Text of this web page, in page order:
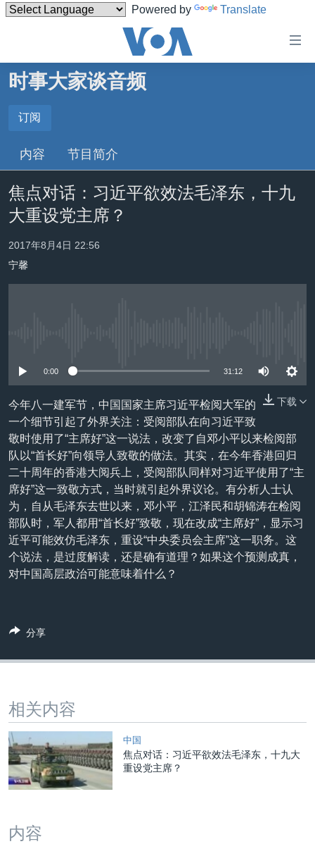
Powered by Translate
碍
到
内
跳
转
主页
美国
台湾
港澳
国际
最新国际新闻
印太
美洲
全球议题
分类新闻
经济·金融·贸易
劳工
美中关系
美中关系
美国建国250周年
埃博拉疫情
美国之音专访
重要讲话与声明
台海两岸关系
南中国海争端
关注西藏
关注新疆
中文广播
关注我们
其他语言网站
时事大家谈音频
订阅
Spotify
订阅
内容 节目简介
焦点对话：习近平欲效法毛泽东，十九
大重设党主席？
2017年8月4日 22:56
宁馨
0:00 31:12
下载
今年八一建军节，中国国家主席习近平检阅大军的
一个细节引起了外界关注：受阅部队在向习近平致
敬时使用了“主席好”这一说法，改变了自邓小平以来检阅部
队以“首长好”向领导人致敬的做法。其实，在今年香港回归
二十周年的香港大阅兵上，受阅部队同样对习近平使用了“主
席好”这一致敬方式，当时就引起外界议论。有分析人士认
为，自从毛泽东去世以来，邓小平，江泽民和胡锦涛在检阅
部队时，军人都用“首长好”致敬，现在改成“主席好”，显示习
近平可能效仿毛泽东，重设“中央委员会主席”这一职务。这
个说法，是过度解读，还是确有道理？如果这个预测成真，
对中国高层政治可能意味着什么？
分享
相关内容
中国
焦点对话：习近平欲效法毛泽东，十九大
重设党主席？
内容